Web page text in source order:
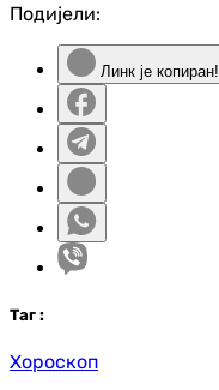
Подијели:
Линк је копиран!
Таг :
Хороскоп